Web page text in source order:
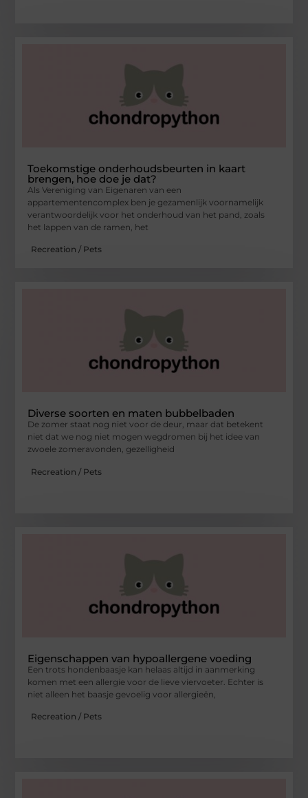
Toekomstige onderhoudsbeurten in kaart
brengen, hoe doe je dat?
Als Vereniging van Eigenaren van een
appartementencomplex ben je gezamenlijk voornamelijk
verantwoordelijk voor het onderhoud van het pand, zoals
het lappen van de ramen, het
Recreation / Pets
Diverse soorten en maten bubbelbaden
De zomer staat nog niet voor de deur, maar dat betekent
niet dat we nog niet mogen wegdromen bij het idee van
zwoele zomeravonden, gezelligheid
Recreation / Pets
Eigenschappen van hypoallergene voeding
Een trots hondenbaasje kan helaas altijd in aanmerking
komen met een allergie voor de lieve viervoeter. Echter is
niet alleen het baasje gevoelig voor allergieën,
Recreation / Pets